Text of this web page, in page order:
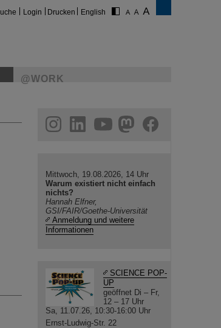
Login Drucken English
@WORK
facebook
Mittwoch, 19.08.2026, 14 Uhr
Warum existiert nicht einfach
nichts?
Hannah Elfner,
GSI/FAIR/Goethe-Universität
Anmeldung und weitere
Informationen
SCIENCE POP-
UP
geöffnet Di – Fr,
12 – 17 Uhr
Sa, 11.07.26, 10:30-16:00 Uhr
Ernst-Ludwig-Str. 22